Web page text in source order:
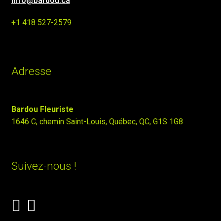
+1 418 527-2579
Adresse
Bardou Fleuriste
1646 C, chemin Saint-Louis, Québec, QC, G1S 1G8
Suivez-nous !